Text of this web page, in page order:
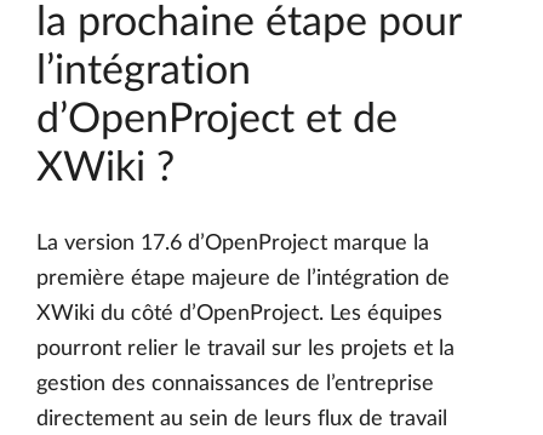
la prochaine étape pour
l’intégration
d’OpenProject et de
XWiki ?
La version 17.6 d’OpenProject marque la
première étape majeure de l’intégration de
XWiki du côté d’OpenProject. Les équipes
pourront relier le travail sur les projets et la
gestion des connaissances de l’entreprise
directement au sein de leurs flux de travail